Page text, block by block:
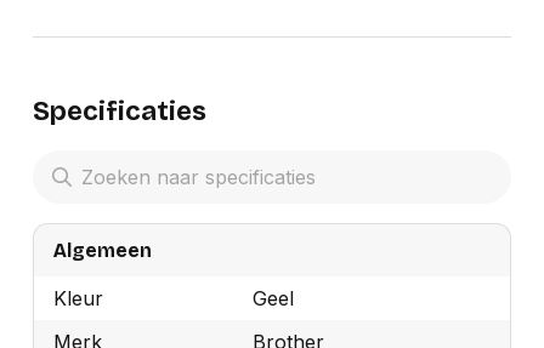
Specificaties
Algemeen
Kleur
Geel
Merk
Brother